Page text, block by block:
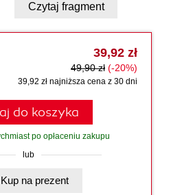
Czytaj fragment
39,92 zł
49,90 zł (-20%)
39,92 zł najniższa cena z 30 dni
do koszyka
po opłaceniu zakupu
lub
Kup na prezent